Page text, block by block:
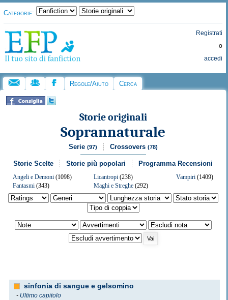
Categorie:
Registrati
o
accedi
Regole/Aiuto Cerca
Storie originali
Soprannaturale
Serie (97) Crossovers (78)
Storie Scelte Storie più popolari Programma Recensioni
Angeli e Demoni (1098)
Fantasmi (343)
Licantropi (238)
Maghi e Streghe (292)
Vampiri (1409)
sinfonia di sangue e gelsomino
- Ultimo capitolo